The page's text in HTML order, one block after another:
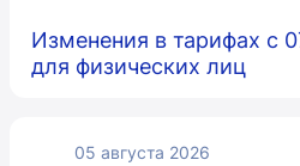
Изменения в тарифах с
для физических лиц
05 августа 2026